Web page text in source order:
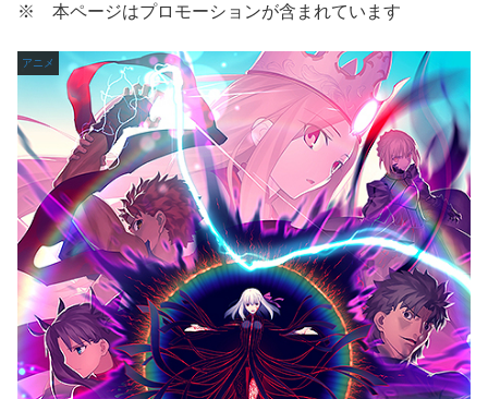
※ 本ページはプロモーションが含まれています
アニメ